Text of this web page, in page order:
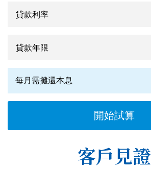
每月需攤還本息
客戶見證